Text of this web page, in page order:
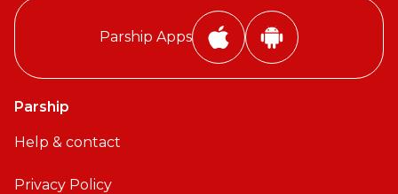
Parship Apps
i
P
A
n
Parship
Help & contact
Privacy Policy